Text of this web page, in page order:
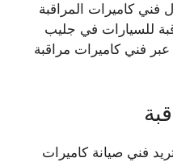
كاميرات المراقبة
للسيارات في جليب
عبر فني كاميرات مراقبة
فني صيانة كاميرات